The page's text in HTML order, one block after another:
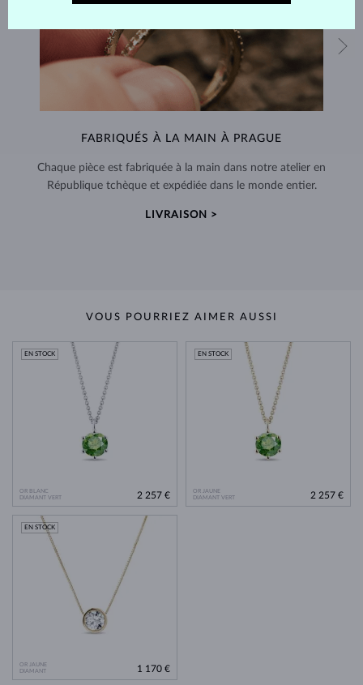
FABRIQUÉS À LA MAIN À PRAGUE
Chaque pièce est fabriquée à la main dans notre atelier en
République tchèque et expédiée dans le monde entier.
LIVRAISON >
VOUS POURRIEZ AIMER AUSSI
OR BLANC
DIAMANT VERT
EN STOCK
2 257 €
OR JAUNE
DIAMANT VERT
EN STOCK
2 257 €
OR JAUNE
DIAMANT
EN STOCK
1 170 €